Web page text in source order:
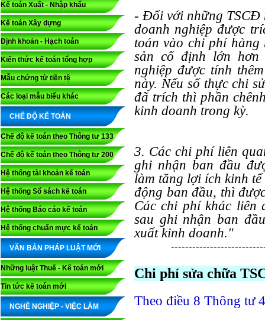
Kế toán Xuất - Nhập khẩu
Kế toán Xây dựng
Định khoản - Hạch toán
Kiến thức kế toán tổng hợp
Mẫu chứng từ tiền tệ
Các loại mẫu biểu khác
CHẾ ĐỘ KẾ TOÁN
Chế độ kế toán theo Thông tư 133
Chế độ kế toán theo Thông tư 200
Hệ thống tài khoản kế toán
Hệ thống Sổ sách kế toán
Hệ thống Báo cáo kế toán
Hệ thống chuẩn mực kế toán
VĂN BẢN PHÁP LUẬT MỚI
Những luật Thuế - Kế toán mới
Tin tức kế toán mới
NGHỀ NGHIỆP - VIỆC LÀM
- Đối với những TSCĐ
doanh nghiệp được
toán vào chi phí hàng
sản cố định lớn
nghiệp được tính
này. Nếu số thực chi
đã trích thì phần
kinh doanh trong kỳ.
3. Các chi phí liên
ghi nhận ban đầu
làm tăng lợi ích kinh
động ban đầu, thì
Các chi phí khác liên
sau ghi nhận ban
xuất kinh doanh."
Chi phí sửa chữa
Theo điều 8 Thông tư